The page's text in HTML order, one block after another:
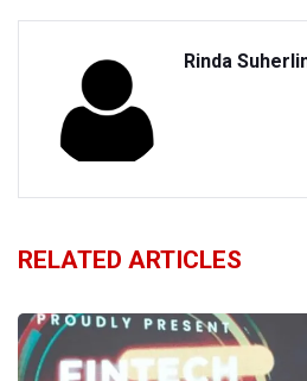
Rinda
RELATED ARTICLES